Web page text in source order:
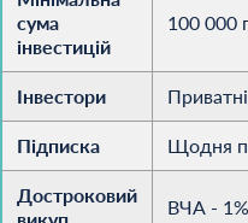
сума
інвестицій
100 000
Інвестори
Підписка Щодня
Достроковий
ВЧА - 1%